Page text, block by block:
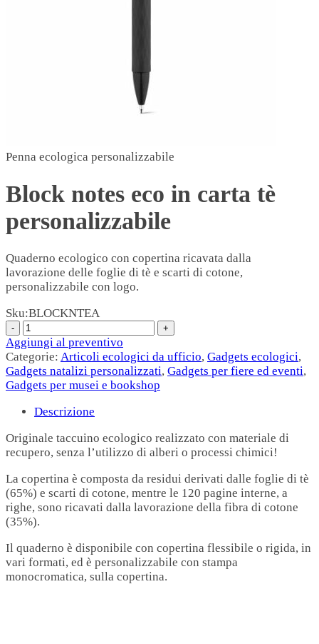
Penna ecologica personalizzabile
Block notes eco in carta tè
personalizzabile
Quaderno ecologico con copertina ricavata dalla
lavorazione delle foglie di tè e scarti di cotone,
personalizzabile con logo.
Sku:BLOCKNTEA
Aggiungi al preventivo
Categorie: Articoli ecologici da ufficio, Gadgets ecologici,
Gadgets natalizi personalizzati, Gadgets per fiere ed eventi,
Gadgets per musei e bookshop
Descrizione
Originale taccuino ecologico realizzato con materiale di
recupero, senza l’utilizzo di alberi o processi chimici!
La copertina è composta da residui derivati dalle foglie di tè
(65%) e scarti di cotone, mentre le 120 pagine interne, a
righe, sono ricavati dalla lavorazione della fibra di cotone
(35%).
Il quaderno è disponibile con copertina flessibile o rigida, in
vari formati, ed è personalizzabile con stampa
monocromatica, sulla copertina.